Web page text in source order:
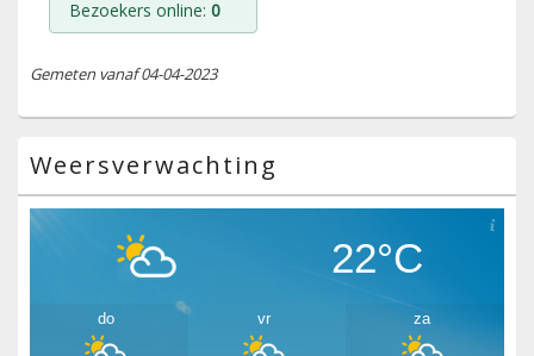
Bezoekers online: 0
Gemeten vanaf 04-04-2023
Weersverwachting
22°C
do vr za